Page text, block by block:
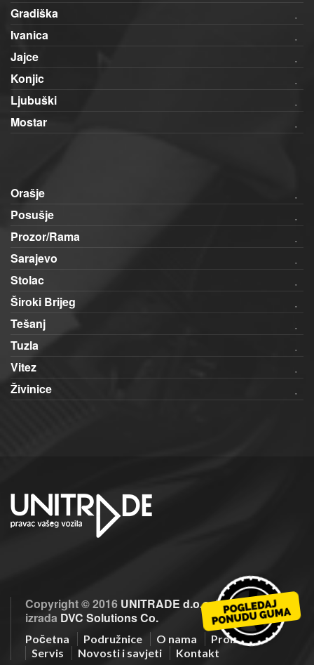
Gradiška
Ivanica
Jajce
Konjic
Ljubuški
Mostar
Orašje
Posušje
Prozor/Rama
Sarajevo
Stolac
Široki Brijeg
Tešanj
Tuzla
Vitez
Živinice
Copyright © 2016 UNITRADE d.o.o.| Optimizacija i
izrada DVC Solutions Co.
Početna Podružnice O nama
Proizvodi
Servis
Novosti i savjeti Kontakt